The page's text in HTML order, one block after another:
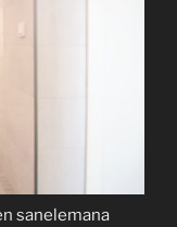
sanelemana